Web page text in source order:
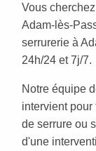
Vous
Adam-lès-
serrurerie à
24h/24 et 7j/7.
Notre équipe
intervient pour
de serrure ou
d'une